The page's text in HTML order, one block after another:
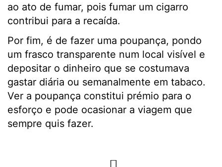
ao ato de fumar, pois fumar um cigarro
contribui para a recaída.
Por fim, é de fazer uma poupança, pondo
um frasco transparente num local visível e
depositar o dinheiro que se costumava
gastar diária ou semanalmente em tabaco.
Ver a poupança constitui prémio para o
esforço e pode ocasionar a viagem que
sempre quis fazer.